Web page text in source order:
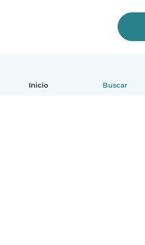
Inicio Buscar